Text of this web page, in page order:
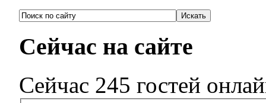
Сейчас на сайте
Сейчас 245 гостей